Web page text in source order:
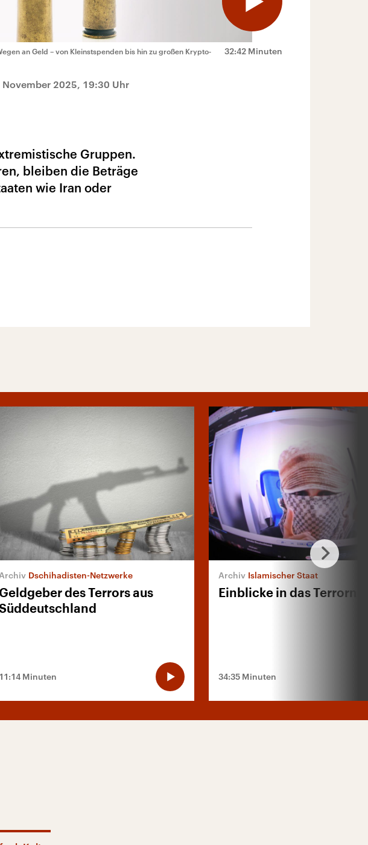
32:42 Minuten
an Geld – von Kleinstspenden bis hin zu großen Krypto-
November 2025, 19:30 Uhr
Gruppen.
bleiben die Beträge
wie Iran oder
Dschihadisten-Netzwerke
Geldgeber des Terrors aus
11:14 Minuten
Islamischer Staat
Einblicke in das
34:35 Minuten